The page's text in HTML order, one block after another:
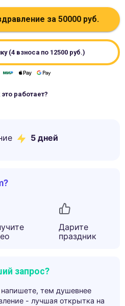
за 50000руб.
(4 взноса по 12500руб.)
это работает?
5 дней
Дарите
праздник
запрос?
тем душевнее
- лучшая открытка на